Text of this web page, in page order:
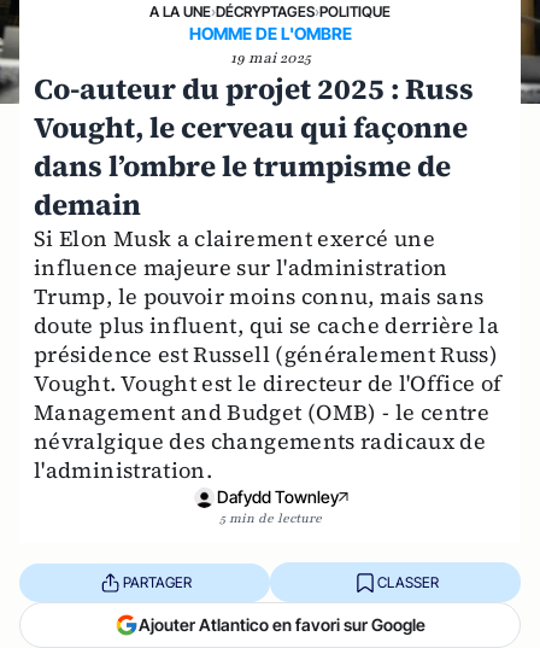
A LA UNE›DÉCRYPTAGES›POLITIQUE
HOMME DE L'OMBRE
19 mai 2025
Co-auteur du projet 2025 : Russ
Vought, le cerveau qui façonne
dans l’ombre le trumpisme de
demain
Si Elon Musk a clairement exercé une
influence majeure sur l'administration
Trump, le pouvoir moins connu, mais sans
doute plus influent, qui se cache derrière la
présidence est Russell (généralement Russ)
Vought. Vought est le directeur de l'Office of
Management and Budget (OMB) - le centre
névralgique des changements radicaux de
l'administration.
Dafydd Townley
5 min de lecture
PARTAGER CLASSER
Ajouter Atlantico en favori sur Google